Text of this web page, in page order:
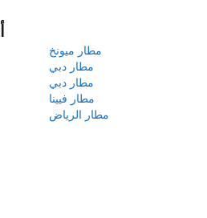
مطار ميونخ
مطار دبي
مطار دبي
مطار فيينا
مطار الرياض